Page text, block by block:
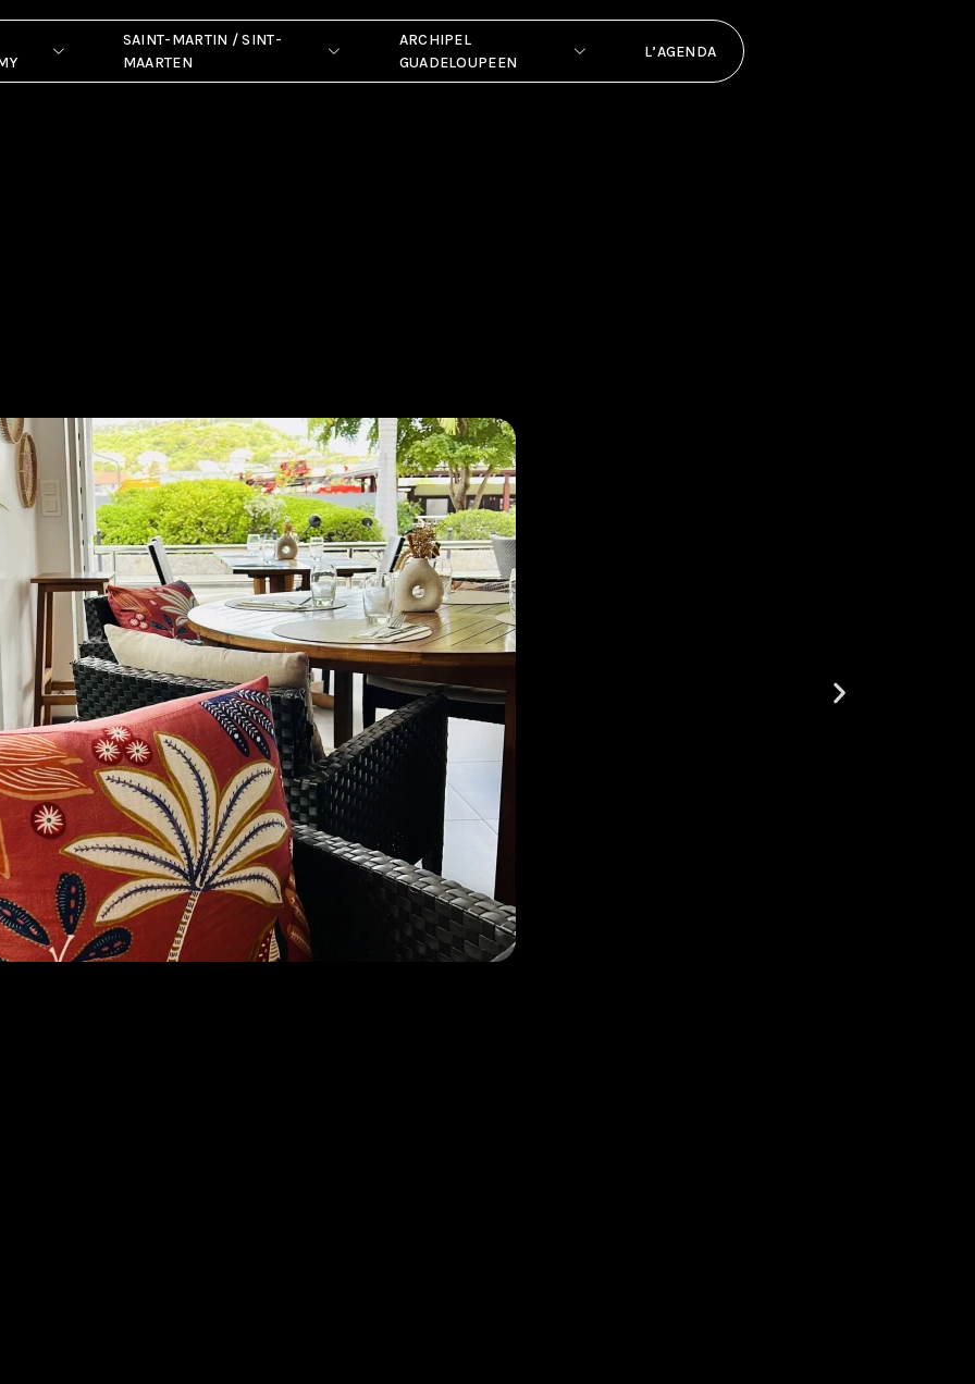
SAINT-MARTIN / SINT-
MAARTEN
ARCHIPEL
GUADELOUPEEN
L’AGENDA